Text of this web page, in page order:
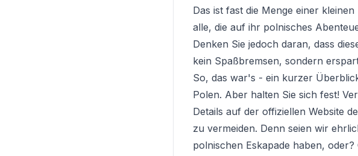
Das ist fast die Menge einer
alle, die auf ihr polnisches
Denken Sie jedoch daran, dass
kein Spaßbremsen, sondern
So, das war's - ein kurzer
Polen. Aber halten Sie sich fest!
Details auf der offiziellen Website
zu vermeiden. Denn seien wir
polnischen Eskapade haben,